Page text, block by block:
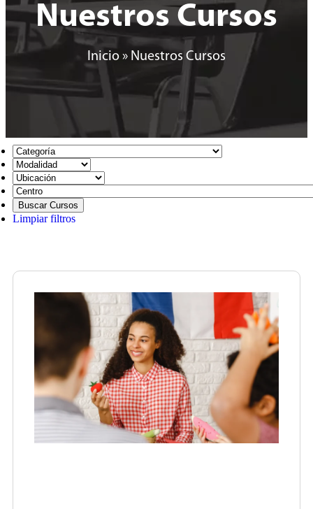
Nuestros Cursos
Inicio » Nuestros Cursos
Limpiar filtros